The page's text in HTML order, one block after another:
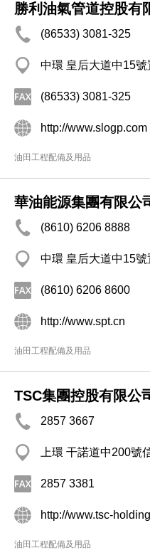
勝利油氣管道控股有
(86533) 3081-325
中環 皇后大道中15
(86533) 3081-325
http://www.slogp.com
油田工程配備及用品
華油能源集團有限公
(8610) 6206 8888
中環 皇后大道中15
(8610) 6206 8600
http://www.spt.cn
油田工程配備及用品
TSC集團控股有限公
2857 3667
上環 干諾道中200號
2857 3381
http://www.tsc-
油田工程配備及用品